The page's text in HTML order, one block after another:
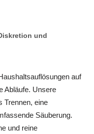
und
auf
Abläufe. Unsere
Trennen, eine
Säuberung.
und reine